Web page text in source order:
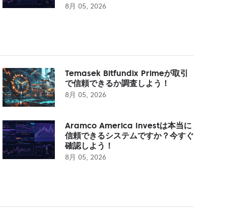
8月 05, 2026
Temasek Bitfundix Primeが取引
で信頼できるか調査しよう！
8月 05, 2026
Aramco America Investは本当に
信頼できるシステムですか？今すぐ
確認しよう！
8月 05, 2026